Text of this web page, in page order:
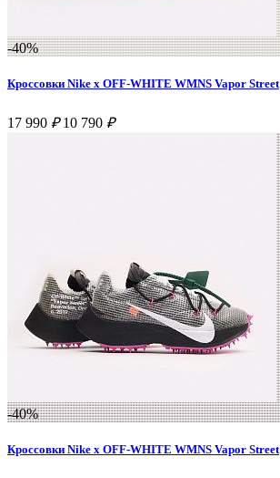
-40%
Кроссовки Nike x OFF-WHITE WMNS Vapor Street
17 990 ₽ 10 790 ₽
-40%
Кроссовки Nike x OFF-WHITE WMNS Vapor Street